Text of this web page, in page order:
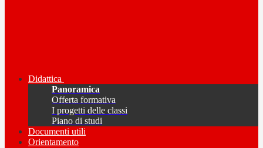
Didattica
Panoramica
Offerta formativa
I progetti delle classi
Piano di studi
Documenti utili
Orientamento